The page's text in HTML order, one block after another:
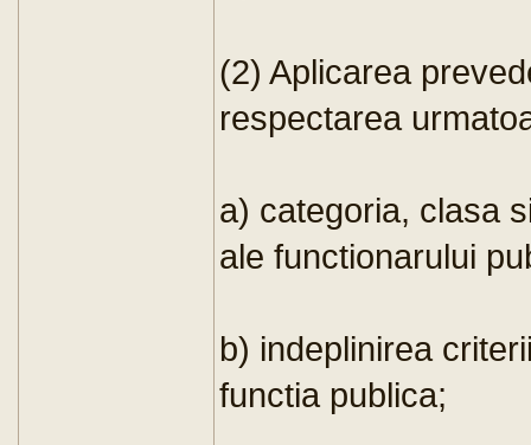
(2) Aplicarea
respectarea
a) categoria, clasa
ale functionarului
b) indeplinirea
functia publica;